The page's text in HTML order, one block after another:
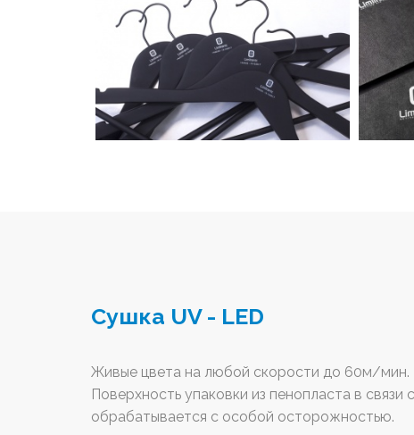
Сушка UV - LED
Живые цвета на любой скорости до 60м/мин.
Поверхность упаковки из пенопласта в связи
обрабатывается с особой осторожностью.